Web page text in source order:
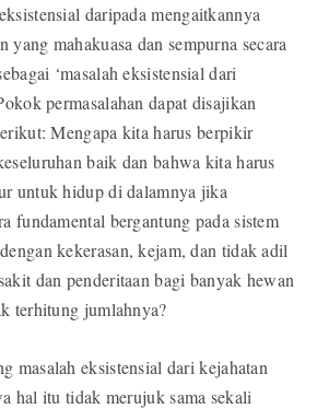
daripada mengaitkannya
yang mahakuasa dan sempurna secara
‘masalah eksistensial dari
permasalahan dapat disajikan
Mengapa kita harus berpikir
baik dan bahwa kita harus
untuk hidup di dalamnya jika
fundamental bergantung pada sistem
kekerasan, kejam, dan tidak adil
dan penderitaan bagi banyak hewan
terhitung jumlahnya?
masalah eksistensial dari kejahatan
hal itu tidak merujuk sama sekali